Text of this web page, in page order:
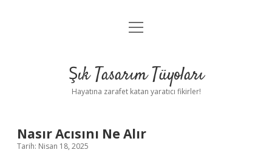
Anasayfa
Yasal Uyarı
menüyü
Şık Tasarım Tüyoları
Hayatına zarafet katan yaratıcı fikirler!
Nasır Acısını Ne Alır
Tarih: Nisan 18, 2025